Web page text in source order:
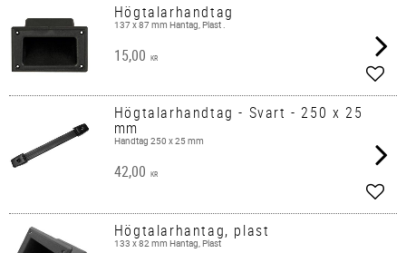
Högtalarhandtag
137 x 87 mm Hantag, Plast .
15,00 KR
Add
Högtalarhandtag - Svart - 250 x 25
mm
Handtag 250 x 25 mm
42,00 KR
Add
Högtalarhantag, plast
133 x 82 mm Hantag, Plast